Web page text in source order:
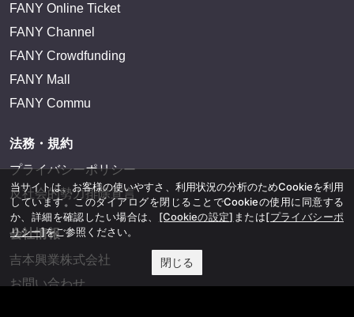
FANY Online Ticket
FANY Channel
FANY Crowdfunding
FANY Mall
FANY Commu
法務・規約
プライバシーポリシー
反社会的勢力排除宣言
会社情報
吉本興業株式会社
お問い合わせ
当サイトは、お客様の使いやすさ、利用状況の分析のためCookieを利用
しています。このダイアログを閉じることでCookieの使用に同意する
か、詳細を確認したい場合は、 [Cookieの設定] または[プライバシーポ
リシー]をご参照ください。
閉じる